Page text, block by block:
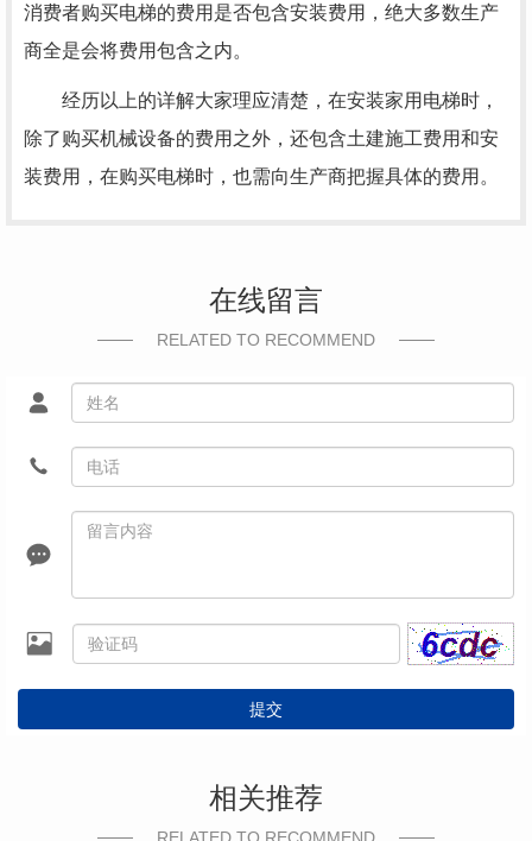
消费者购买电梯的费用是否包含安装费用，绝大多数生产
商全是会将费用包含之内。
经历以上的详解大家理应清楚，在安装家用电梯时，
除了购买机械设备的费用之外，还包含土建施工费用和安
装费用，在购买电梯时，也需向生产商把握具体的费用。
在线留言
RELATED TO RECOMMEND
提交
相关推荐
RELATED TO RECOMMEND